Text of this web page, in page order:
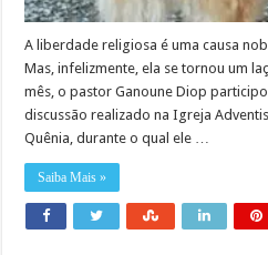
A liberdade religiosa é uma causa
Mas, infelizmente, ela se tornou um
mês, o pastor Ganoune Diop
discussão realizado na Igreja
Quênia, durante o qual ele …
Saiba Mais »